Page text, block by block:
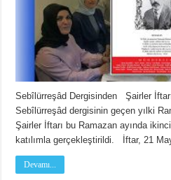
Sebîlürreşâd Dergisinden Şairler
Sebîlürreşâd dergisinin geçen yılki
Şairler İftarı bu Ramazan ayında
katılımla gerçekleştirildi. İftar, 21
Devamı...